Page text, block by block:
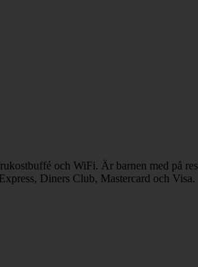
och WiFi. Är barnen med på
Diners Club, Mastercard och Visa.